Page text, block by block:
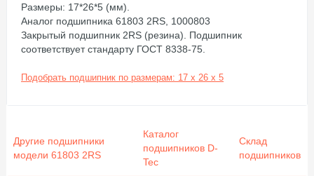
Размеры: 17*26*5 (мм).
Аналог подшипника 61803 2RS, 1000803
Закрытый подшипник 2RS (резина). Подшипник
соответствует стандарту ГОСТ 8338-75.
Подобрать подшипник по размерам: 17 x 26 x 5
Другие подшипники
модели 61803 2RS
Каталог
подшипников D-
Tec
Склад
подшипников